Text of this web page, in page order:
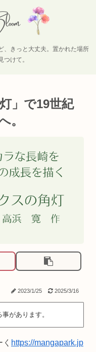
きっと大丈夫。置かれた場所
けて。
」で19世紀
。
2023/1/25 2025/3/16
があります。
https://mangapark.jp